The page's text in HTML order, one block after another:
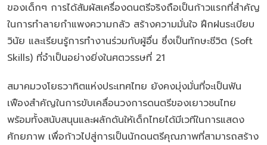
ของเด็กๆ การได้สัมผัสเครื่องดนตรีจริงถือเป็นก้าวแรกที่สำคัญ
ในการทำลายกำแพงความกลัว สร้างความมั่นใจ ฝึกฝนระเบียบ
วินัย และเรียนรู้การทำงานร่วมกับผู้อื่น ซึ่งเป็นทักษะชีวิต (Soft
Skills) ที่จำเป็นอย่างยิ่งในศตวรรษที่ 21
สมาคมวงโยธวาทิตแห่งประเทศไทย ยังคงมุ่งมั่นที่จะเป็นฟัน
เฟืองสำคัญในการขับเคลื่อนวงการดนตรีของเยาวชนไทย
พร้อมทั้งสนับสนุนและผลักดันให้เด็กไทยได้มีเวทีในการแสดง
ศักยภาพ เพื่อก้าวไปสู่การเป็นนักดนตรีคุณภาพที่สามารถสร้าง